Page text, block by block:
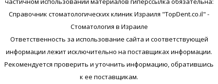
Справочник стоматологических клиник Израиля "TopDent.co.il" -
Стоматология в Израиле
Ответственность за использование сайта и соответствующей
информации лежит исключительно на поставщиках информации.
Рекомендуется проверить и уточнить информацию, обратившись
к ее поставщикам.